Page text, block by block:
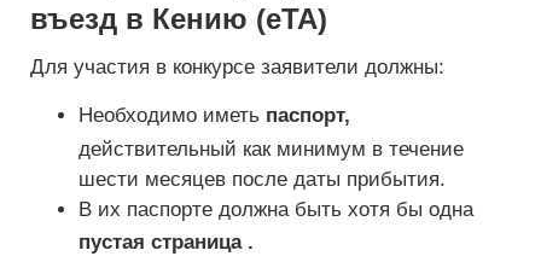
въезд в Кению (eTA)
Для участия в конкурсе заявители должны:
Необходимо иметь паспорт,
действительный как минимум в течение
шести месяцев после даты прибытия.
В их паспорте должна быть хотя бы одна
пустая страница .